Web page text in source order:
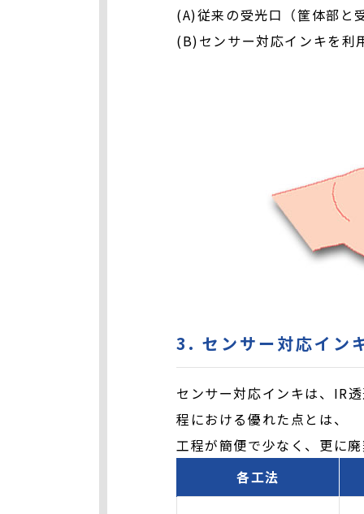
(A)従来の受光口（筐体部と
(B)センサー対応インキを利
3. センサー対応イン
センサー対応インキは、IR
程における優れた点とは、
工程が簡便で少なく、更に
各工法